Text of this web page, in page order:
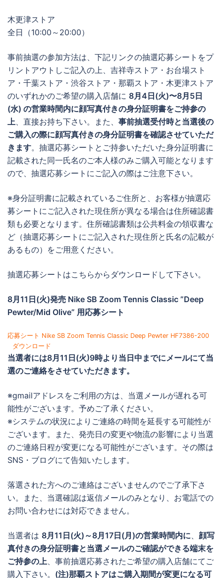
木更津ストア
全日（10:00～20:00）
事前抽選の参加方法は、下記リンクの抽選応募シートをプ
リントアウトしご記入の上、吉祥寺ストア・お台場スト
ア・千葉ストア・渋谷ストア・那覇ストア・木更津ストア
のいずれかのご希望の購入店舗に 8月4日(火)〜8月5日
(水) の営業時間内に顔写真付きの身分証明書をご持参の
上 、直接お持ち下さい。また、 事前抽選受付時と当選後の
ご購入の際に顔写真付きの身分証明書を確認させていただ
きます。抽選応募シートとご持参いただいた身分証明書に
記載された同一氏名のご本人様のみご購入可能となります
ので、抽選応募シートにご記入の際はご注意下さい。
※身分証明書に記載されているご住所と、お客様が抽選応
募シートにご記入された現住所が異なる場合は住所確認書
類も必要となります。住所確認書類は公共料金の領収書な
ど（抽選応募シートにご記入された現住所と氏名の記載が
あるもの）をご用意ください。
抽選応募シートはこちらからダウンロードして下さい。
8月11日(火)発売 Nike SB Zoom Tennis Classic ”Deep
Pewter/Mid Olive” 用応募シート
応募シート Nike SB Zoom Tennis Classic Deep Pewter HF7386-200
ダウンロード
当選者には8月11日(火)9時より当日中までに メールにて当
選のご連絡をさせていただきます。
※gmailアドレスをご利用の方は、当選メールが遅れる可
能性がございます。予めご了承ください。
※システムの状況によりご連絡の時間を延長する可能性が
ございます。また、発売日の変更や物流の影響により当選
のご連絡日程が変更になる可能性がございます。その際は
SNS・ブログにて告知いたします。
落選された方へのご連絡はございませんのでご了承下さ
い。また、当選確認は返信メールのみとなり、お電話での
お問い合わせには対応できません。
当選者は 8月11日(火)～8月17日(月)の営業時間内に
顔写
真付きの身分証明書と当選メールのご確認ができる端末を
ご持参の上 、事前抽選応募されたご希望の購入店舗にてご
購入下さい。 (注)那覇ストアはご購入期間が変更になる可